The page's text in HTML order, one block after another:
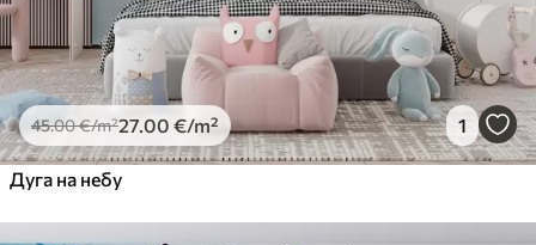
45.00€/m²27 .00 €/m² 1
Дуга на небу